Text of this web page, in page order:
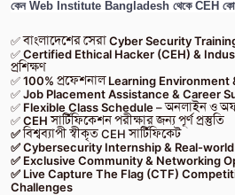
কেন Web Institute Bangladesh থেকে CEH
✅বাংলাদেশের সেরা Cyber Security
✅Certified Ethical Hacker (CEH) &
প্রশিক্ষণ
✅100% প্রফেশনাল Learning
✅Job Placement Assistance & Career
✅ Flexible Class Schedule– অনলাইন ও
✅CEHসার্টিফিকেশন পরীক্ষার জন্য পূর্ণ প্রস্তুতি
✅বিশ্বব্যাপী স্বীকৃত CEH সার্টিফিকেট
✅ Cybersecurity Internship & Real-
✅ Exclusive Community & Networking
✅ Live Capture The Flag (CTF)
Challenges